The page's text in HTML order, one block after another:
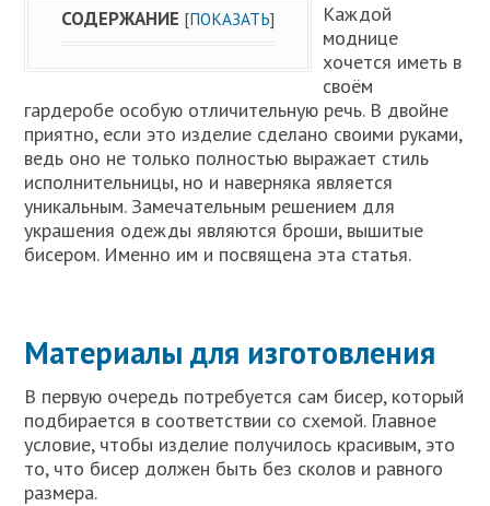
СОДЕРЖАНИЕ [ПОКАЗАТЬ]
Каждой
моднице
хочется иметь в
своём
гардеробе особую отличительную речь. В двойне
приятно, если это изделие сделано своими руками,
ведь оно не только полностью выражает стиль
исполнительницы, но и наверняка является
уникальным. Замечательным решением для
украшения одежды являются броши, вышитые
бисером. Именно им и посвящена эта статья.
Материалы для изготовления
В первую очередь потребуется сам бисер, который
подбирается в соответствии со схемой. Главное
условие, чтобы изделие получилось красивым, это
то, что бисер должен быть без сколов и равного
размера.